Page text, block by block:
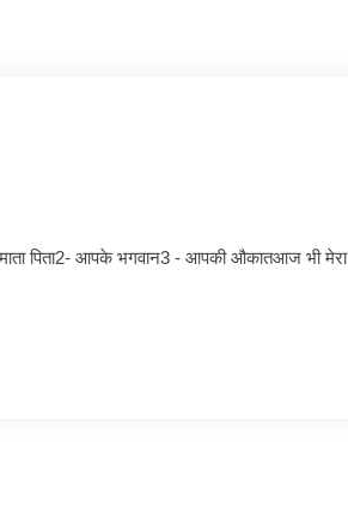
पिता2- आपके भगवान3 - आपकी औकातआज भी मेरा